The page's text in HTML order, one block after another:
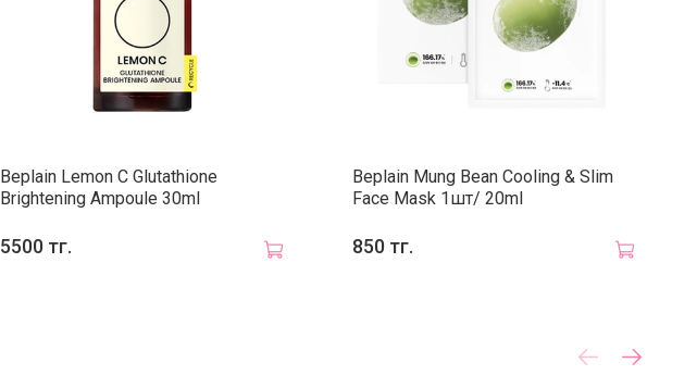
вокруг глаз, оставьте на 10–15 минут, затем смойте тёплой
водой.
Beplain Lemon C Glutathione
Brightening Ampoule 30ml
5500 тг.
Beplain Mung Bean Cooling & Slim
Face Mask 1шт/ 20ml
850 тг.